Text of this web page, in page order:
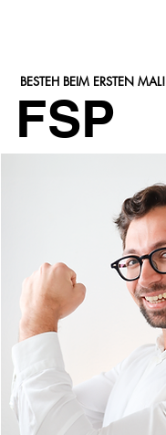
BESTEH BEIM ERSTEN MAL!
FSP